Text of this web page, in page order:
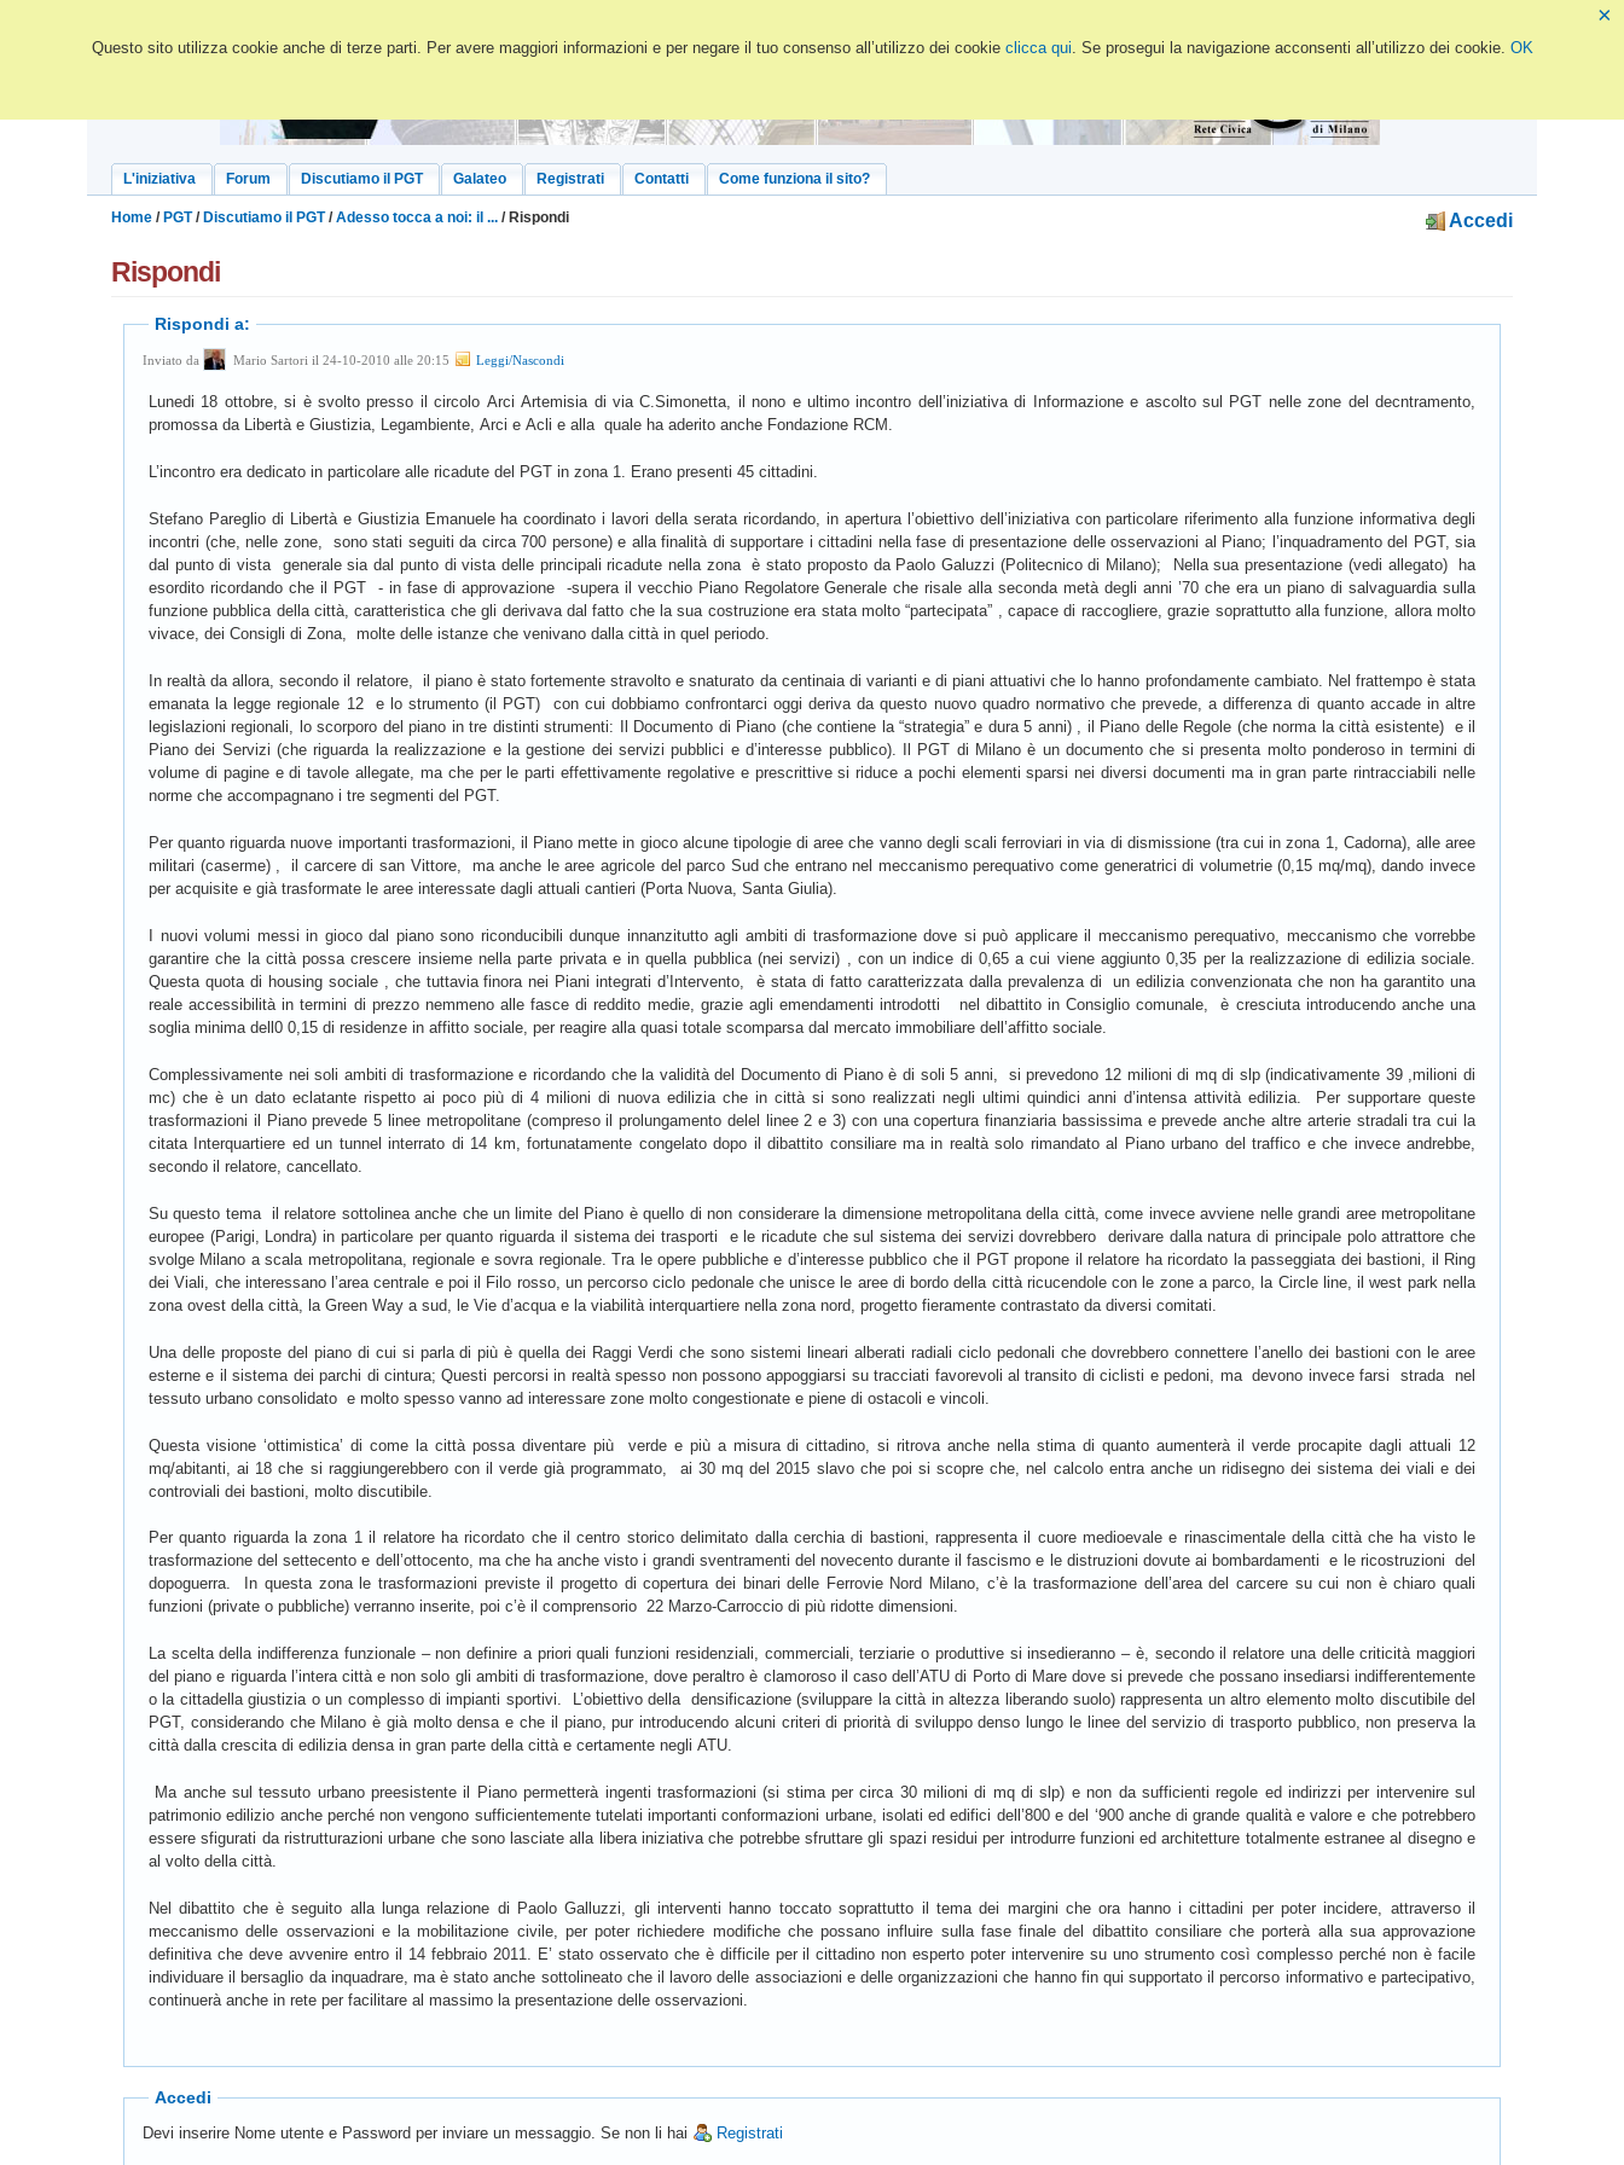
×
Questo sito utilizza cookie anche di terze parti. Per avere maggiori informazioni e per negare il tuo consenso all’utilizzo dei cookie clicca qui. Se prosegui la navigazione acconsenti all’utilizzo dei cookie. OK
L'iniziativa Forum Discutiamo il PGT Galateo Registrati Contatti Come funziona il sito?
Accedi
Home / PGT/ Discutiamo il PGT/Adesso tocca a noi: il ... / Rispondi
Rispondi
Rispondi a:
Inviato da Mario Sartori il 24-10-2010 alle 20:15 Leggi/Nascondi
Lunedi 18 ottobre, si è svolto presso il circolo Arci Artemisia di via C.Simonetta, il nono e ultimo incontro dell’iniziativa di Informazione e ascolto sul PGT nelle zone del decntramento,
promossa da Libertà e Giustizia, Legambiente, Arci e Acli e alla quale ha aderito anche Fondazione RCM.
L’incontro era dedicato in particolare alle ricadute del PGT in zona 1. Erano presenti 45 cittadini.
Stefano Pareglio di Libertà e Giustizia Emanuele ha coordinato i lavori della serata ricordando, in apertura l’obiettivo dell’iniziativa con particolare riferimento alla funzione informativa degli
incontri (che, nelle zone, sono stati seguiti da circa 700 persone) e alla finalità di supportare i cittadini nella fase di presentazione delle osservazioni al Piano; l’inquadramento del PGT, sia
dal punto di vista generale sia dal punto di vista delle principali ricadute nella zona è stato proposto da Paolo Galuzzi (Politecnico di Milano); Nella sua presentazione (vedi allegato) ha
esordito ricordando che il PGT - in fase di approvazione -supera il vecchio Piano Regolatore Generale che risale alla seconda metà degli anni ’70 che era un piano di salvaguardia sulla
funzione pubblica della città, caratteristica che gli derivava dal fatto che la sua costruzione era stata molto “partecipata” , capace di raccogliere, grazie soprattutto alla funzione, allora molto
vivace, dei Consigli di Zona, molte delle istanze che venivano dalla città in quel periodo.
In realtà da allora, secondo il relatore, il piano è stato fortemente stravolto e snaturato da centinaia di varianti e di piani attuativi che lo hanno profondamente cambiato. Nel frattempo è stata
emanata la legge regionale 12 e lo strumento (il PGT) con cui dobbiamo confrontarci oggi deriva da questo nuovo quadro normativo che prevede, a differenza di quanto accade in altre
legislazioni regionali, lo scorporo del piano in tre distinti strumenti: Il Documento di Piano (che contiene la “strategia” e dura 5 anni) , il Piano delle Regole (che norma la città esistente) e il
Piano dei Servizi (che riguarda la realizzazione e la gestione dei servizi pubblici e d’interesse pubblico). Il PGT di Milano è un documento che si presenta molto ponderoso in termini di
volume di pagine e di tavole allegate, ma che per le parti effettivamente regolative e prescrittive si riduce a pochi elementi sparsi nei diversi documenti ma in gran parte rintracciabili nelle
norme che accompagnano i tre segmenti del PGT.
Per quanto riguarda nuove importanti trasformazioni, il Piano mette in gioco alcune tipologie di aree che vanno degli scali ferroviari in via di dismissione (tra cui in zona 1, Cadorna), alle aree
militari (caserme) , il carcere di san Vittore, ma anche le aree agricole del parco Sud che entrano nel meccanismo perequativo come generatrici di volumetrie (0,15 mq/mq), dando invece
per acquisite e già trasformate le aree interessate dagli attuali cantieri (Porta Nuova, Santa Giulia).
I nuovi volumi messi in gioco dal piano sono riconducibili dunque innanzitutto agli ambiti di trasformazione dove si può applicare il meccanismo perequativo, meccanismo che vorrebbe
garantire che la città possa crescere insieme nella parte privata e in quella pubblica (nei servizi) , con un indice di 0,65 a cui viene aggiunto 0,35 per la realizzazione di edilizia sociale.
Questa quota di housing sociale , che tuttavia finora nei Piani integrati d’Intervento, è stata di fatto caratterizzata dalla prevalenza di un edilizia convenzionata che non ha garantito una
reale accessibilità in termini di prezzo nemmeno alle fasce di reddito medie, grazie agli emendamenti introdotti nel dibattito in Consiglio comunale, è cresciuta introducendo anche una
soglia minima dell0 0,15 di residenze in affitto sociale, per reagire alla quasi totale scomparsa dal mercato immobiliare dell’affitto sociale.
Complessivamente nei soli ambiti di trasformazione e ricordando che la validità del Documento di Piano è di soli 5 anni, si prevedono 12 milioni di mq di slp (indicativamente 39 ,milioni di
mc) che è un dato eclatante rispetto ai poco più di 4 milioni di nuova edilizia che in città si sono realizzati negli ultimi quindici anni d’intensa attività edilizia. Per supportare queste
trasformazioni il Piano prevede 5 linee metropolitane (compreso il prolungamento delel linee 2 e 3) con una copertura finanziaria bassissima e prevede anche altre arterie stradali tra cui la
citata Interquartiere ed un tunnel interrato di 14 km, fortunatamente congelato dopo il dibattito consiliare ma in realtà solo rimandato al Piano urbano del traffico e che invece andrebbe,
secondo il relatore, cancellato.
Su questo tema il relatore sottolinea anche che un limite del Piano è quello di non considerare la dimensione metropolitana della città, come invece avviene nelle grandi aree metropolitane
europee (Parigi, Londra) in particolare per quanto riguarda il sistema dei trasporti e le ricadute che sul sistema dei servizi dovrebbero derivare dalla natura di principale polo attrattore che
svolge Milano a scala metropolitana, regionale e sovra regionale. Tra le opere pubbliche e d’interesse pubblico che il PGT propone il relatore ha ricordato la passeggiata dei bastioni, il Ring
dei Viali, che interessano l’area centrale e poi il Filo rosso, un percorso ciclo pedonale che unisce le aree di bordo della città ricucendole con le zone a parco, la Circle line, il west park nella
zona ovest della città, la Green Way a sud, le Vie d’acqua e la viabilità interquartiere nella zona nord, progetto fieramente contrastato da diversi comitati.
Una delle proposte del piano di cui si parla di più è quella dei Raggi Verdi che sono sistemi lineari alberati radiali ciclo pedonali che dovrebbero connettere l’anello dei bastioni con le aree
esterne e il sistema dei parchi di cintura; Questi percorsi in realtà spesso non possono appoggiarsi su tracciati favorevoli al transito di ciclisti e pedoni, ma devono invece farsi strada nel
tessuto urbano consolidato e molto spesso vanno ad interessare zone molto congestionate e piene di ostacoli e vincoli.
Questa visione ‘ottimistica’ di come la città possa diventare più verde e più a misura di cittadino, si ritrova anche nella stima di quanto aumenterà il verde procapite dagli attuali 12
mq/abitanti, ai 18 che si raggiungerebbero con il verde già programmato, ai 30 mq del 2015 slavo che poi si scopre che, nel calcolo entra anche un ridisegno dei sistema dei viali e dei
controviali dei bastioni, molto discutibile.
Per quanto riguarda la zona 1 il relatore ha ricordato che il centro storico delimitato dalla cerchia di bastioni, rappresenta il cuore medioevale e rinascimentale della città che ha visto le
trasformazione del settecento e dell’ottocento, ma che ha anche visto i grandi sventramenti del novecento durante il fascismo e le distruzioni dovute ai bombardamenti e le ricostruzioni del
dopoguerra. In questa zona le trasformazioni previste il progetto di copertura dei binari delle Ferrovie Nord Milano, c’è la trasformazione dell’area del carcere su cui non è chiaro quali
funzioni (private o pubbliche) verranno inserite, poi c’è il comprensorio 22 Marzo-Carroccio di più ridotte dimensioni.
La scelta della indifferenza funzionale – non definire a priori quali funzioni residenziali, commerciali, terziarie o produttive si insedieranno – è, secondo il relatore una delle criticità maggiori
del piano e riguarda l’intera città e non solo gli ambiti di trasformazione, dove peraltro è clamoroso il caso dell’ATU di Porto di Mare dove si prevede che possano insediarsi indifferentemente
o la cittadella giustizia o un complesso di impianti sportivi. L’obiettivo della densificazione (sviluppare la città in altezza liberando suolo) rappresenta un altro elemento molto discutibile del
PGT, considerando che Milano è già molto densa e che il piano, pur introducendo alcuni criteri di priorità di sviluppo denso lungo le linee del servizio di trasporto pubblico, non preserva la
città dalla crescita di edilizia densa in gran parte della città e certamente negli ATU.
Ma anche sul tessuto urbano preesistente il Piano permetterà ingenti trasformazioni (si stima per circa 30 milioni di mq di slp) e non da sufficienti regole ed indirizzi per intervenire sul
patrimonio edilizio anche perché non vengono sufficientemente tutelati importanti conformazioni urbane, isolati ed edifici dell’800 e del ‘900 anche di grande qualità e valore e che potrebbero
essere sfigurati da ristrutturazioni urbane che sono lasciate alla libera iniziativa che potrebbe sfruttare gli spazi residui per introdurre funzioni ed architetture totalmente estranee al disegno e
al volto della città.
Nel dibattito che è seguito alla lunga relazione di Paolo Galluzzi, gli interventi hanno toccato soprattutto il tema dei margini che ora hanno i cittadini per poter incidere, attraverso il
meccanismo delle osservazioni e la mobilitazione civile, per poter richiedere modifiche che possano influire sulla fase finale del dibattito consiliare che porterà alla sua approvazione
definitiva che deve avvenire entro il 14 febbraio 2011. E’ stato osservato che è difficile per il cittadino non esperto poter intervenire su uno strumento così complesso perché non è facile
individuare il bersaglio da inquadrare, ma è stato anche sottolineato che il lavoro delle associazioni e delle organizzazioni che hanno fin qui supportato il percorso informativo e partecipativo,
continuerà anche in rete per facilitare al massimo la presentazione delle osservazioni.
Accedi
Devi inserire Nome utente e Password per inviare un messaggio. Se non li hai Registrati